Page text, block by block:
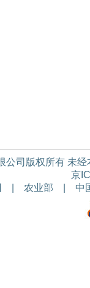
公司版权所有 未
京
农业部 中